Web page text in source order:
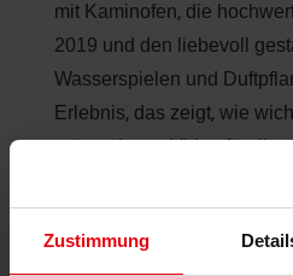
Zustimmung
mit Kaminofen, die
2019 und den liebevoll
Wasserspielen und
Erlebnis, das zeigt, wie